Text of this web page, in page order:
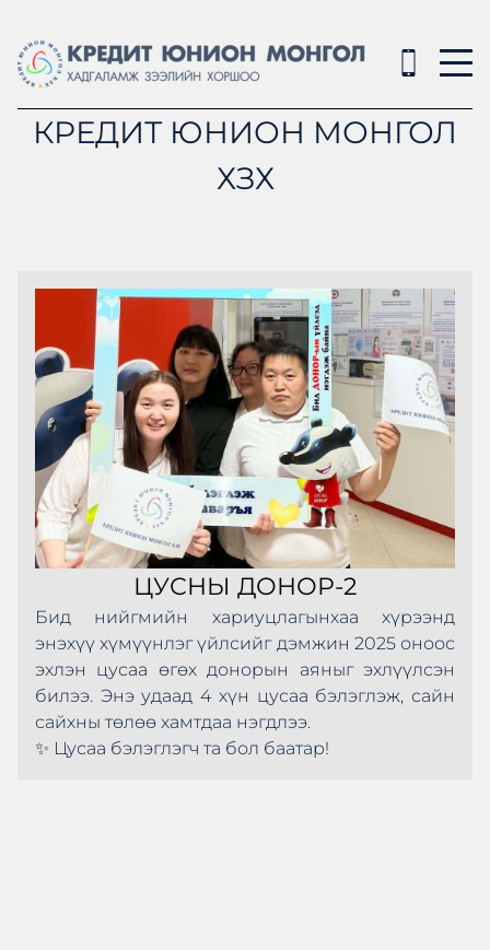
КРЕДИТ ЮНИОН МОНГОЛ
ХЗХ
ЦУСНЫ ДОНОР-2
Бид нийгмийн хариуцлагынхаа хүрээнд
энэхүү хүмүүнлэг үйлсийг дэмжин 2025 оноос
эхлэн цусаа өгөх донорын аяныг эхлүүлсэн
билээ. Энэ удаад 4 хүн цусаа бэлэглэж, сайн
сайхны төлөө хамтдаа нэгдлээ.
✨ Цусаа бэлэглэгч та бол баатар!